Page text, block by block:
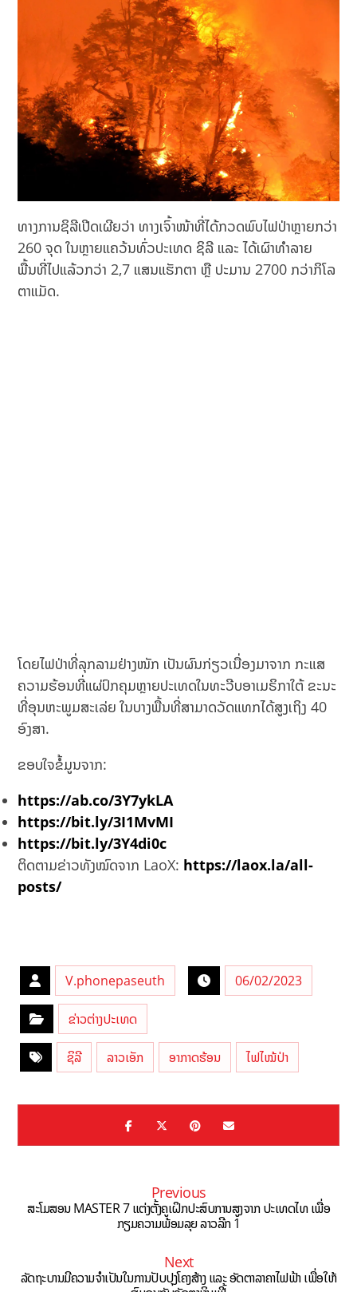
ທາງການຊິລີເປີດເຜີຍວ່າ ທາງເຈົ້າໜ້າທີ່ໄດ້ກວດພົບໄຟປ່າຫຼາຍກວ່າ
260 ຈຸດ ໃນຫຼາຍແຄວ້ນທົ່ວປະເທດ ຊິລີ ແລະ ໄດ້ເຜົາທຳລາຍ
ພື້ນທີ່ໄປແລ້ວກວ່າ 2,7 ແສນແຮັກຕາ ຫຼື ປະມານ 2700 ກວ່າກິໂລ
ຕາແມັດ.
ໂດຍໄຟປ່າທີ່ລຸກລາມຢ່າງໜັກ ເປັນຜົນກ່ຽວເນື່ອງມາຈາກ ກະແສ
ຄວາມຮ້ອນທີ່ແຜ່ປົກຄຸມຫຼາຍປະເທດໃນທະວີບອາເມຣິກາໃຕ້ ຂະນະ
ທີ່ອຸນຫະພູມສະເລ່ຍ ໃນບາງພື້ນທີ່ສາມາດວັດແທກໄດ້ສູງເຖິງ 40
ອົງສາ.
ຂອບໃຈຂໍ້ມູນຈາກ:
https://ab.co/3Y7ykLA
https://bit.ly/3I1MvMI
https://bit.ly/3Y4di0c
ຕິດຕາມຂ່າວທັງໝົດຈາກ LaoX: https://laox.la/all-
posts/
V.phonepaseuth 06/02/2023
ຂ່າວຕ່າງປະເທດ
ຊິລີ ລາວເອັກ ອາກາດຮ້ອນ ໄຟໄໝ້ປ່າ
Previous
ສະໂມສອນ MASTER 7 ແຕ່ງຕັ້ງຄູເຝິກປະສົບການສູງຈາກ ປະເທດໄທ ເພື່ອ
ກຽມຄວາມພ້ອມລຸຍ ລາວລີກ 1
Next
ລັດຖະບານມີຄວາມຈຳເປັນໃນການປັບປຸງໂຄງສ້າງ ແລະ ອັດຕາລາຄາໄຟຟ້າ ເພື່ອໃຫ້